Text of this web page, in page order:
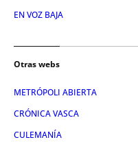
EN VOZ BAJA
Otras webs
METRÓPOLI ABIERTA
CRÓNICA VASCA
CULEMANÍA